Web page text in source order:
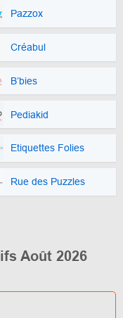
Pazzox
Créabul
B’bies
Pediakid
Etiquettes Folies
Rue des Puzzles
Août 2026